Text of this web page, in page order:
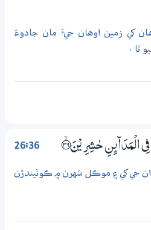
کي زمين اوهان جيءَ مان جادوءَ
ٿا .
26:36 الْمَدَاۗىِٕنِ حٰشِرِيْنَ ؀ۙ36
ان جي کي ۽ موڪل شهرن ۾ ڪوٺيندڙن